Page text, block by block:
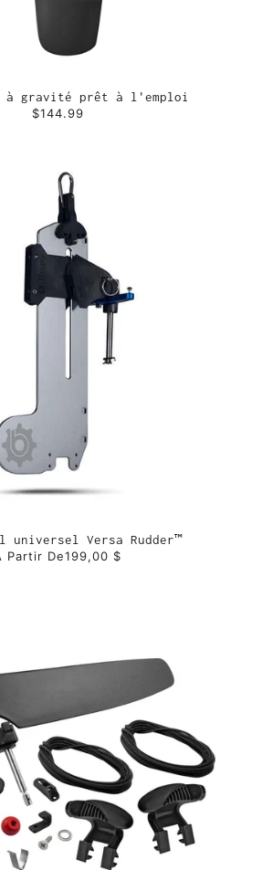
à gravité prêt à l'emploi
$144.99
universel Versa Rudder™
Partir De199,00 $